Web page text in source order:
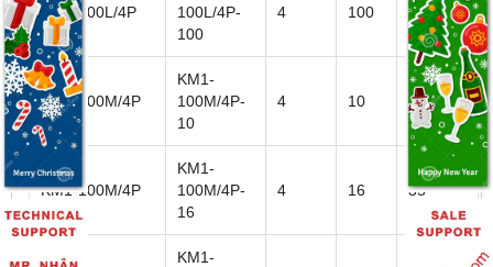
KM1-100L/4P
100L/4P-
100
4 100 22
KM1-100M/4P
KM1-
100M/4P-
10
4 10 35
KM1-100M/4P
KM1-
100M/4P-
16
4 16 35
KM1-